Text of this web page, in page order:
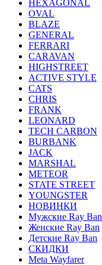
HEXAGONAL
OVAL
BLAZE
GENERAL
FERRARI
CARAVAN
HIGHSTREET
ACTIVE STYLE
CATS
CHRIS
FRANK
LEONARD
TECH CARBON
BURBANK
JACK
MARSHAL
METEOR
STATE STREET
YOUNGSTER
НОВИНКИ
Мужские Ray Ban
Женские Ray Ban
Детские Ray Ban
СКИДКИ
Meta Wayfarer